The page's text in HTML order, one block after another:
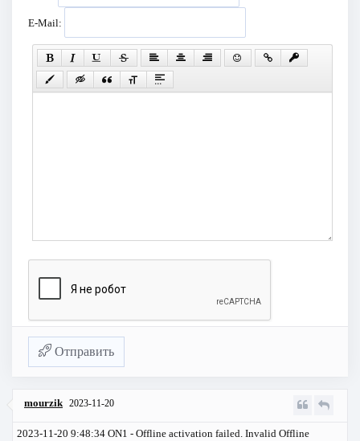
E-Mail:
Отправить
mourzik 2023-11-20
2023-11-20 9:48:34 ON1 - Offline activation failed. Invalid Offline